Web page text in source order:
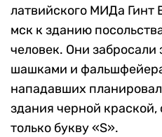
латвийского МИДа Гинт
мск к зданию
человек. Они
шашками и
нападавших
здания черной
только букву «S».